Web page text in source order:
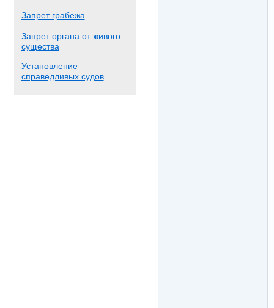
Запрет грабежа
Запрет органа от живого
существа
Установление
справедливых судов